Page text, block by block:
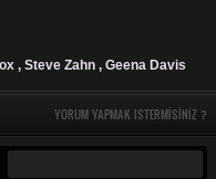
, Steve Zahn , Geena Davis
YORUM YAPMAK ISTERMISINIZ ?